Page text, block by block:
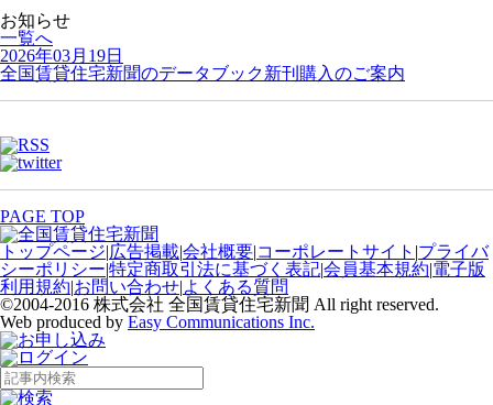
お知らせ
一覧へ
2026年03月19日
全国賃貸住宅新聞のデータブック新刊購入のご案内
PAGE TOP
トップページ|広告掲載|会社概要|コーポレートサイト |プライバ
シーポリシー|特定商取引法に基づく表記|会員基本規約|電子版
利用規約|お問い合わせ|よくある質問
©2004-2016 株式会社 全国賃貸住宅新聞 All right reserved.
Web produced by Easy Communications Inc.